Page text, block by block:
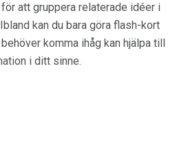
att gruppera relaterade idéer i
kan du bara göra flash-kort
komma ihåg kan hjälpa till
i ditt sinne.